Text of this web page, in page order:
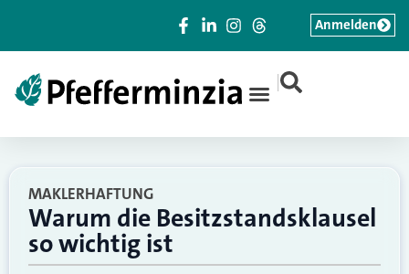
|
Anmelden
MAKLERHAFTUNG
Warum die Besitzstandsklausel
so wichtig ist